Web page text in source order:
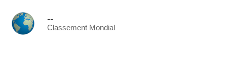
--
Classement Mondial